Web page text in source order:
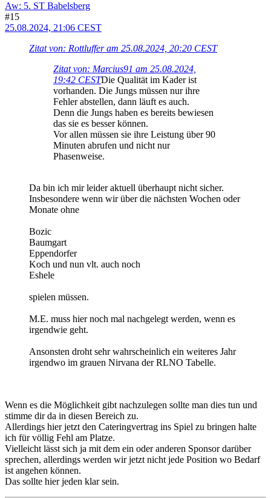
Aw: 5. ST Babelsberg
#15
25.08.2024, 21:06 CEST
Zitat von: Rottluffer am 25.08.2024, 20:20 CEST
Zitat von: Marcius91 am 25.08.2024,
19:42 CESTDie Qualität im Kader ist
vorhanden. Die Jungs müssen nur ihre
Fehler abstellen, dann läuft es auch.
Denn die Jungs haben es bereits bewiesen
das sie es besser können.
Vor allen müssen sie ihre Leistung über 90
Minuten abrufen und nicht nur
Phasenweise.
Da bin ich mir leider aktuell überhaupt nicht sicher.
Insbesondere wenn wir über die nächsten Wochen oder
Monate ohne
Bozic
Baumgart
Eppendorfer
Koch und nun vlt. auch noch
Eshele
spielen müssen.
M.E. muss hier noch mal nachgelegt werden, wenn es
irgendwie geht.
Ansonsten droht sehr wahrscheinlich ein weiteres Jahr
irgendwo im grauen Nirvana der RLNO Tabelle.
Wenn es die Möglichkeit gibt nachzulegen sollte man dies tun und
stimme dir da in diesen Bereich zu.
Allerdings hier jetzt den Cateringvertrag ins Spiel zu bringen halte
ich für völlig Fehl am Platze.
Vielleicht lässt sich ja mit dem ein oder anderen Sponsor darüber
sprechen, allerdings werden wir jetzt nicht jede Position wo Bedarf
ist angehen können.
Das sollte hier jeden klar sein.